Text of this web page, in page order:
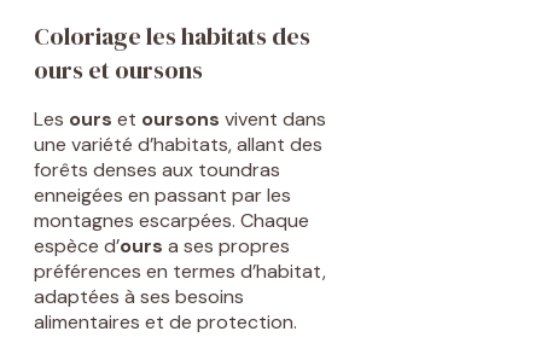
Coloriage les habitats des
ours et oursons
Les ours et oursons vivent dans
une variété d’habitats, allant des
forêts denses aux toundras
enneigées en passant par les
montagnes escarpées. Chaque
espèce d’ours a ses propres
préférences en termes d’habitat,
adaptées à ses besoins
alimentaires et de protection.